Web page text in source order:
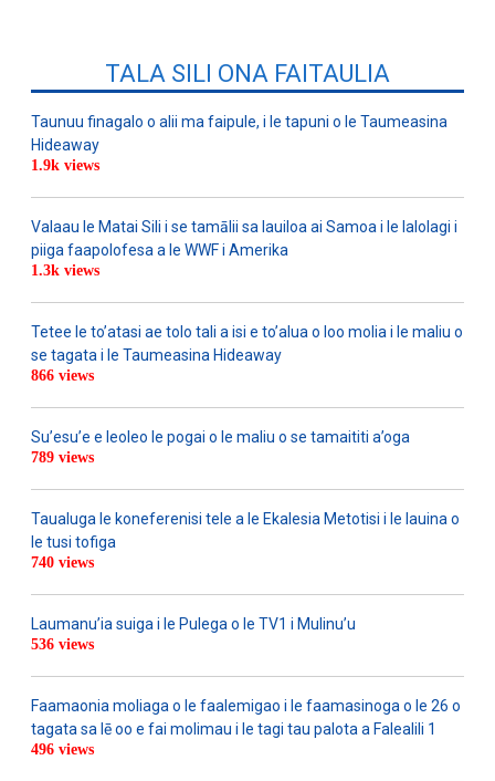
TALA SILI ONA FAITAULIA
Taunuu finagalo o alii ma faipule, i le tapuni o le Taumeasina
Hideaway
1.9k views
Valaau le Matai Sili i se tamālii sa lauiloa ai Samoa i le lalolagi i
piiga faapolofesa a le WWF i Amerika
1.3k views
Tetee le to’atasi ae tolo tali a isi e to’alua o loo molia i le maliu o
se tagata i le Taumeasina Hideaway
866 views
Su’esu’e e leoleo le pogai o le maliu o se tamaititi a’oga
789 views
Taualuga le koneferenisi tele a le Ekalesia Metotisi i le lauina o
le tusi tofiga
740 views
Laumanu’ia suiga i le Pulega o le TV1 i Mulinu’u
536 views
Faamaonia moliaga o le faalemigao i le faamasinoga o le 26 o
tagata sa lē oo e fai molimau i le tagi tau palota a Falealili 1
496 views